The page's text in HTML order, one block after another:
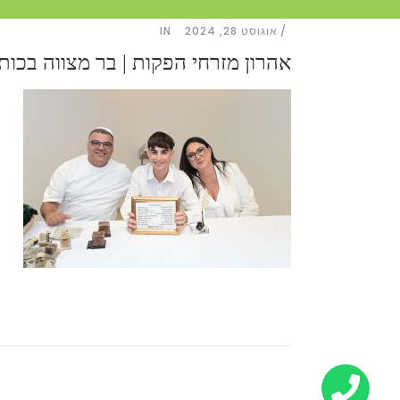
אוגוסט 28, 2024 IN
אהרון מזרחי הפקות | בר מצווה